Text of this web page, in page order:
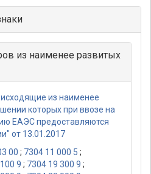
из наименее развитых
из наименее
которых при ввозе на
ЕАЭС предоставляются
от 13.01.2017
00 ; 7304 11 000 5 ;
9 ; 7304 19 300 9 ;